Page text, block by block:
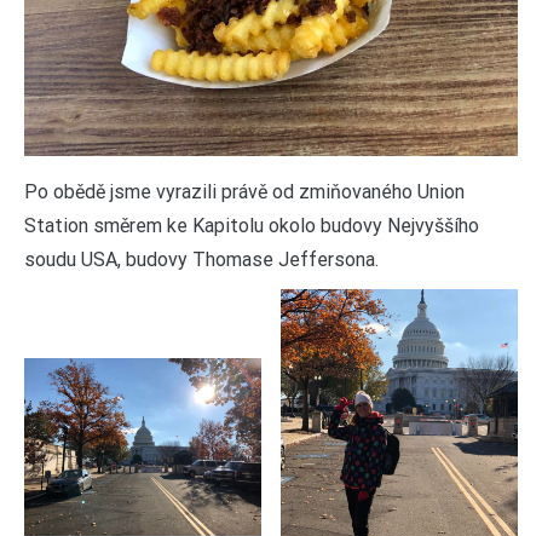
Po obědě jsme vyrazili právě od zmiňovaného Union
Station směrem ke Kapitolu okolo budovy Nejvyššího
soudu USA, budovy Thomase Jeffersona.